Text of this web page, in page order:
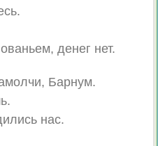
денег нет.
Барнум.
нас.